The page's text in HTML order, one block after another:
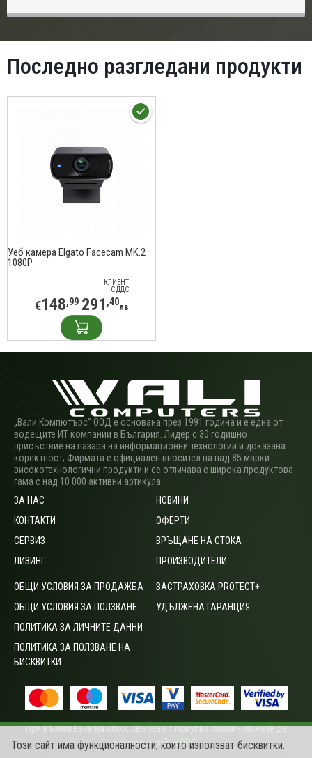
Последно разгледани продукти
Уеб камера Elgato Facecam MK.2
1080P
КЛИЕНТ
С ДДС
€148,99 291 ,40лв
„Вали Компютърс” ООД е основана през 1991 година и е една от
водещите ИТ компании в България. Лидер с 30 годишно
присъствие на пазара на информационни технологии и доказана
коректност; Фирмата е официален вносител на над 85 марки
високотехнологични продукти и се отличава с широка продуктова
гама с над 10 000 активни артикула.
ЗА НАС
КОНТАКТИ
СЕРВИЗ
ЛИЗИНГ
НОВИНИ
ОФЕРТИ
ВРЪЩАНЕ НА СТОКА
ПРОИЗВОДИТЕЛИ
ОБЩИ УСЛОВИЯ ЗА ПРОДАЖБА
ОБЩИ УСЛОВИЯ ЗА ПОЛЗВАНЕ
ПОЛИТИКА ЗА ЛИЧНИТЕ ДАННИ
ПОЛИТИКА ЗА ПОЛЗВАНЕ НА
БИСКВИТКИ
ЗАСТРАХОВКА PROTECT+
УДЪЛЖЕНА ГАРАНЦИЯ
При възникване на спор, свързан с покупка онлайн можете да
ползвате сайтаОРС.
Този сайт има функционалности, които използват бисквитки.